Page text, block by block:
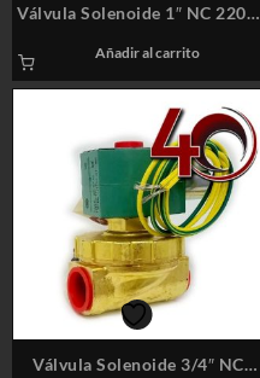
Válvula Solenoide 1″ NC 220V
8210G004
Añadir al carrito
Válvula Solenoide 3/4″ NC